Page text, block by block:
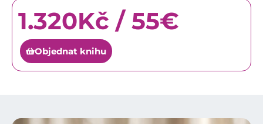
1.320Kč / 55€
Objednat knihu